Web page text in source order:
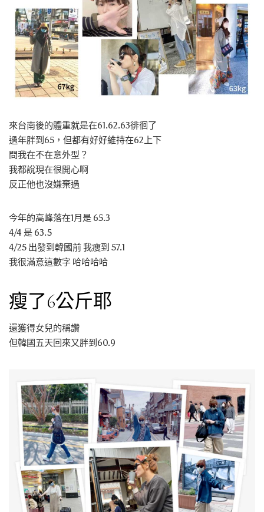
來台南後的體重就是在61.62.63徘徊了
過年胖到65，但都有好好維持在62上下
問我在不在意外型？
我都說現在很開心啊
反正他也沒嫌棄過
今年的高峰落在1月是 65.3
4/4 是 63.5
4/25 出發到韓國前 我瘦到 57.1
我很滿意這數字 哈哈哈哈
瘦了6公斤耶
還獲得女兒的稱讚
但韓國五天回來又胖到60.9